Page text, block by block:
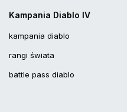
Kampania Diablo IV
kampania diablo
rangi świata
battle pass diablo